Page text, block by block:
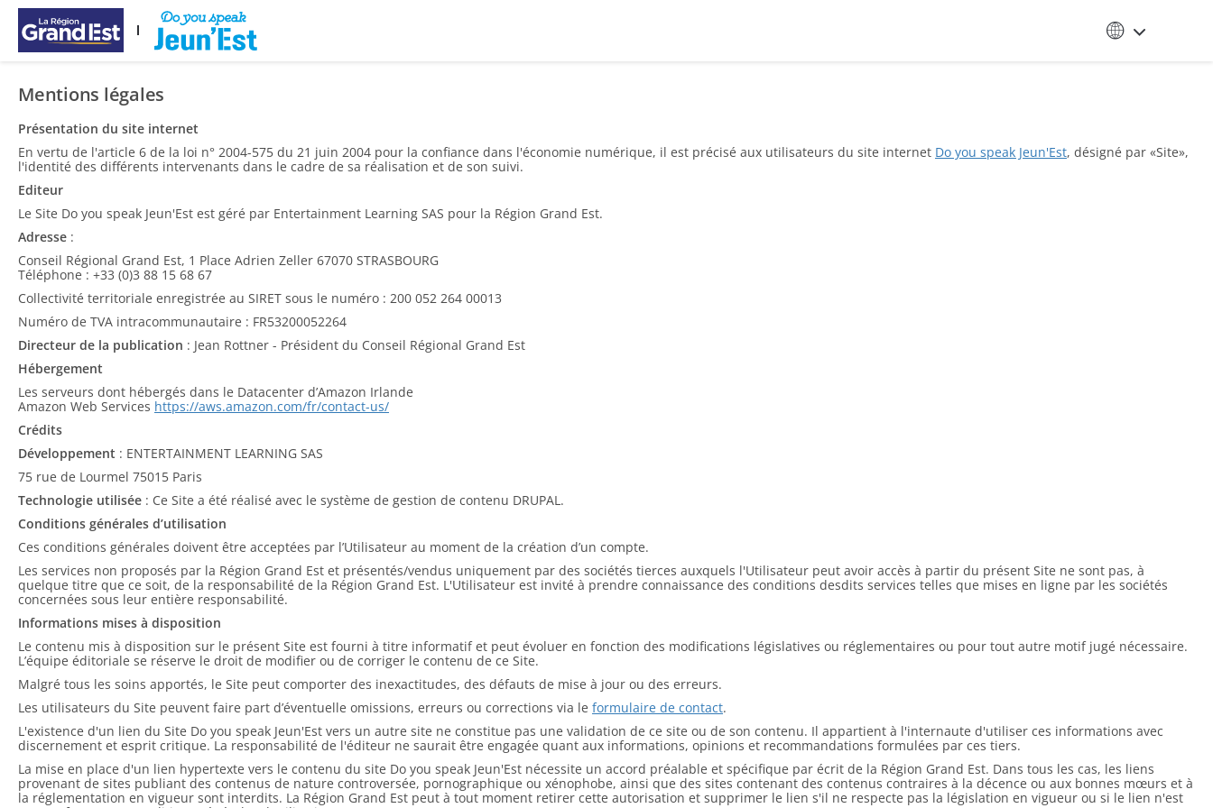
Перейти к основному содержанию
Mentions légales
Présentation du site internet
En vertu de l'article 6 de la loi n° 2004-575 du 21 juin 2004 pour la confiance dans l'économie numérique, il est précisé aux utilisateurs du site internet Do you speak Jeun'Est, désigné par «Site»,
l'identité des différents intervenants dans le cadre de sa réalisation et de son suivi.
Editeur
Le Site Do you speak Jeun'Est est géré par Entertainment Learning SAS pour la Région Grand Est.
Adresse :
Conseil Régional Grand Est, 1 Place Adrien Zeller 67070 STRASBOURG
Téléphone : +33 (0)3 88 15 68 67
Collectivité territoriale enregistrée au SIRET sous le numéro : 200 052 264 00013
Numéro de TVA intracommunautaire : FR53200052264
Directeur de la publication : Jean Rottner - Président du Conseil Régional Grand Est
Hébergement
Les serveurs dont hébergés dans le Datacenter d’Amazon Irlande
Amazon Web Services https://aws.amazon.com/fr/contact-us/
Crédits
Développement : ENTERTAINMENT LEARNING SAS
75 rue de Lourmel 75015 Paris
Technologie utilisée : Ce Site a été réalisé avec le système de gestion de contenu DRUPAL.
Conditions générales d’utilisation
Ces conditions générales doivent être acceptées par l’Utilisateur au moment de la création d’un compte.
Les services non proposés par la Région Grand Est et présentés/vendus uniquement par des sociétés tierces auxquels l'Utilisateur peut avoir accès à partir du présent Site ne sont pas, à
quelque titre que ce soit, de la responsabilité de la Région Grand Est. L'Utilisateur est invité à prendre connaissance des conditions desdits services telles que mises en ligne par les sociétés
concernées sous leur entière responsabilité.
Informations mises à disposition
Le contenu mis à disposition sur le présent Site est fourni à titre informatif et peut évoluer en fonction des modifications législatives ou réglementaires ou pour tout autre motif jugé nécessaire.
L’équipe éditoriale se réserve le droit de modifier ou de corriger le contenu de ce Site.
Malgré tous les soins apportés, le Site peut comporter des inexactitudes, des défauts de mise à jour ou des erreurs.
Les utilisateurs du Site peuvent faire part d’éventuelle omissions, erreurs ou corrections via le formulaire de contact.
L'existence d'un lien du Site Do you speak Jeun'Est vers un autre site ne constitue pas une validation de ce site ou de son contenu. Il appartient à l'internaute d'utiliser ces informations avec
discernement et esprit critique. La responsabilité de l'éditeur ne saurait être engagée quant aux informations, opinions et recommandations formulées par ces tiers.
La mise en place d'un lien hypertexte vers le contenu du site Do you speak Jeun'Est nécessite un accord préalable et spécifique par écrit de la Région Grand Est. Dans tous les cas, les liens
provenant de sites publiant des contenus de nature controversée, pornographique ou xénophobe, ainsi que des sites contenant des contenus contraires à la décence ou aux bonnes mœurs et à
la réglementation en vigueur sont interdits. La Région Grand Est peut à tout moment retirer cette autorisation et supprimer le lien s'il ne respecte pas la législation en vigueur ou si le lien n'est